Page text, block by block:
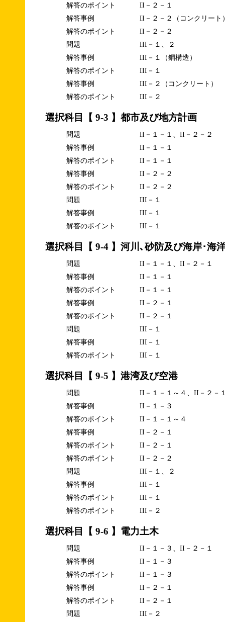
解答のポイント
II－２－１
解答事例
II－２－２（コンクリート
解答のポイント
II－２－２
問題
III－１、２
解答事例
III－１（鋼構造）
解答のポイント
III－１
解答事例
III－２（コンクリート）
解答のポイント
III－２
選択科目【 9-3 】都市及び地方計画
問題
II－１－１、II－２－２
解答事例
II－１－１
解答のポイント
II－１－１
解答事例
II－２－２
解答のポイント
II－２－２
問題
III－１
解答事例
III－１
解答のポイント
III－１
選択科目【 9-4 】河川､砂防及び海岸･海
問題
II－１－１、II－２－１
解答事例
II－１－１
解答のポイント
II－１－１
解答事例
II－２－１
解答のポイント
II－２－１
問題
III－１
解答事例
III－１
解答のポイント
III－１
選択科目【 9-5 】港湾及び空港
問題
II－１－１～４、II－２－
解答事例
II－１－３
解答のポイント
II－１－１～４
解答事例
II－２－１
解答のポイント
II－２－１
解答のポイント
II－２－２
問題
III－１、２
解答事例
III－１
解答のポイント
III－１
解答のポイント
III－２
選択科目【 9-6 】電力土木
問題
II－１－３、II－２－１
解答事例
II－１－３
解答のポイント
II－１－３
解答事例
II－２－１
解答のポイント
II－２－１
問題
III－２